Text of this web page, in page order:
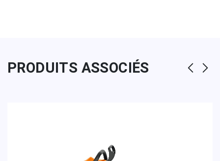
PRODUITS ASSOCIÉS